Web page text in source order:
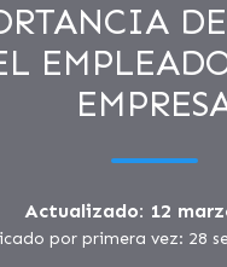
Actualizado: 12
por primera vez: 28